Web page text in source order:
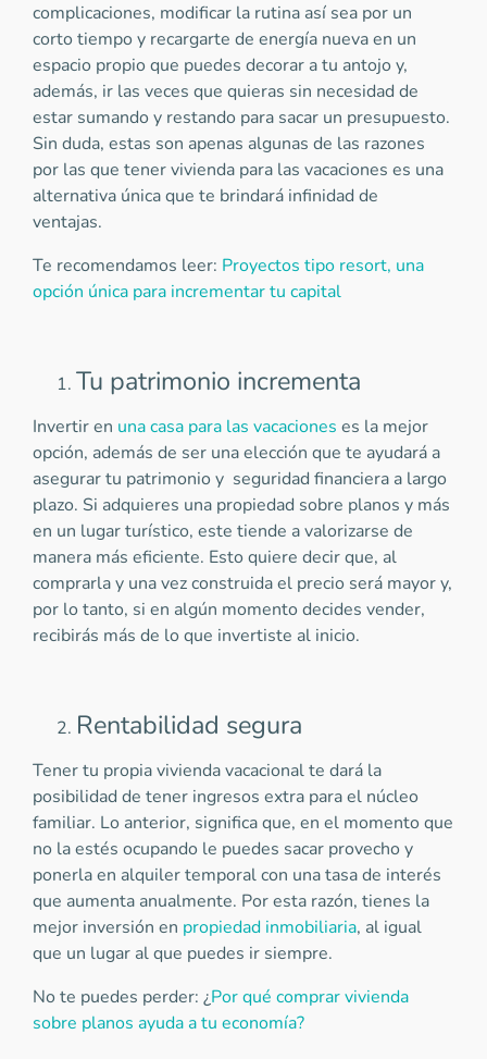
complicaciones, modificar la rutina así sea por un
corto tiempo y recargarte de energía nueva en un
espacio propio que puedes decorar a tu antojo y,
además, ir las veces que quieras sin necesidad de
estar sumando y restando para sacar un presupuesto.
Sin duda, estas son apenas algunas de las razones
por las que tener vivienda para las vacaciones es una
alternativa única que te brindará infinidad de
ventajas.
Te recomendamos leer: Proyectos tipo resort, una
opción única para incrementar tu capital
Tu patrimonio incrementa
Invertir en una casa para las vacaciones es la mejor
opción, además de ser una elección que te ayudará a
asegurar tu patrimonio y seguridad financiera a largo
plazo. Si adquieres una propiedad sobre planos y más
en un lugar turístico, este tiende a valorizarse de
manera más eficiente. Esto quiere decir que, al
comprarla y una vez construida el precio será mayor y,
por lo tanto, si en algún momento decides vender,
recibirás más de lo que invertiste al inicio.
Rentabilidad segura
Tener tu propia vivienda vacacional te dará la
posibilidad de tener ingresos extra para el núcleo
familiar. Lo anterior, significa que, en el momento que
no la estés ocupando le puedes sacar provecho y
ponerla en alquiler temporal con una tasa de interés
que aumenta anualmente. Por esta razón, tienes la
mejor inversión en propiedad inmobiliaria, al igual
que un lugar al que puedes ir siempre.
No te puedes perder: ¿Por qué comprar vivienda
sobre planos ayuda a tu economía?